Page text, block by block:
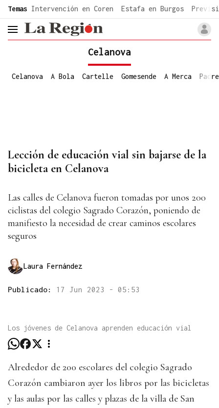
common.go-to-content
Temas Intervención en Coren Estafa en Burgos
header.menu.open
Celanova
Celanova A Bola Cartelle Gomesende A Merca
Lección de educación vial sin bajarse de la
bicicleta en Celanova
Las calles de Celanova fueron tomadas por unos 200
ciclistas del colegio Sagrado Corazón, poniendo de
manifiesto la necesidad de crear caminos escolares
seguros
Laura Fernández
Publicado: 17 Jun 2023 - 05:53
Los jóvenes de Celanova aprenden educación vial
Alrededor de 200 escolares del colegio Sagrado
Corazón cambiaron ayer los libros por las bicicletas
y las aulas por las calles y plazas de la villa de San